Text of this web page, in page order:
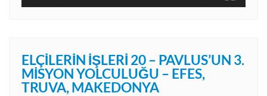
ELÇILERIN İŞLERI 20 – PAVLUS’UN 3.
MISYON YOLCULUĞU – EFES,
TRUVA, MAKEDONYA